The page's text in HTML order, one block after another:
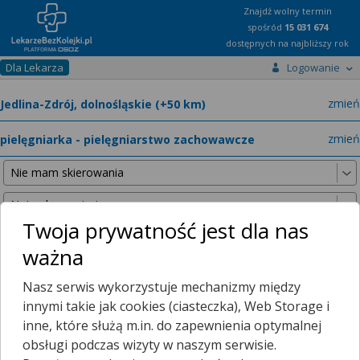
Znajdź wolny termin
spośród 15 031 674
dostępnych na najbliższy rok
Dla Lekarza Logowanie
zmień
zmień
Nie znaleźliśmy żadnych lekarzy w promieniu25 km , dlatego
zwiększyliśmy promień wyszukiwania do
50 km
Twoja prywatność jest dla nas
ważna
Nasz serwis wykorzystuje mechanizmy między
innymi takie jak cookies (ciasteczka), Web Storage i
inne, które służą m.in. do zapewnienia optymalnej
obsługi podczas wizyty w naszym serwisie.